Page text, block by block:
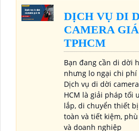
DỊCH VỤ DI
CAMERA
TPHCM
Bạn đang cần di dời
nhưng lo ngại chi phí
Dịch vụ di dời
HCM là giải pháp tối
lắp, di chuyển thiết
toàn và tiết kiệm,
và doanh nghiệp